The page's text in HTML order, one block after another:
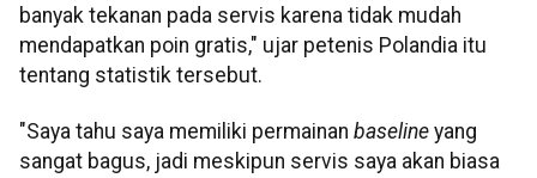
banyak tekanan pada servis karena tidak mudah
mendapatkan poin gratis," ujar petenis Polandia itu
tentang statistik tersebut.
"Saya tahu saya memiliki permainan baseline yang
sangat bagus, jadi meskipun servis saya akan biasa